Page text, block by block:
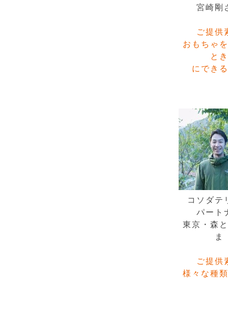
宮崎剛
ご提供
おもちゃ
とき
にでき
コソダテ
パート
東京・森
ま
ご提供
様々な種